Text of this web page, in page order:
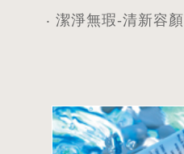
‧ 潔淨無瑕-清新容顏